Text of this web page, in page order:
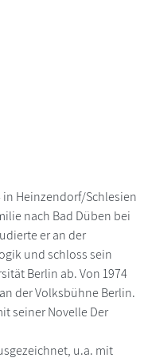
in Heinzendorf/Schlesien
nach Bad Düben bei
er an der
und schloss sein
Berlin ab. Von 1974
der Volksbühne Berlin.
seiner Novelle Der
u.a. mit